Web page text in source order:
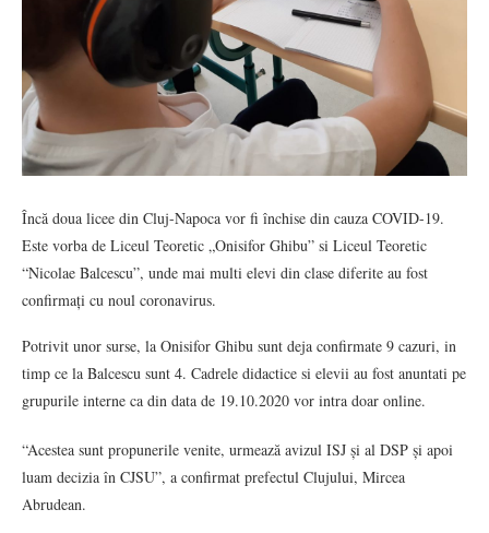
Încă doua licee din Cluj-Napoca vor fi închise din cauza COVID-19.
Este vorba de Liceul Teoretic „Onisifor Ghibu” si Liceul Teoretic
“Nicolae Balcescu”, unde mai multi elevi din clase diferite au fost
confirmați cu noul coronavirus.
Potrivit unor surse, la Onisifor Ghibu sunt deja confirmate 9 cazuri, in
timp ce la Balcescu sunt 4. Cadrele didactice si elevii au fost anuntati pe
grupurile interne ca din data de 19.10.2020 vor intra doar online.
“Acestea sunt propunerile venite, urmează avizul ISJ și al DSP și apoi
luam decizia în CJSU”, a confirmat prefectul Clujului, Mircea
Abrudean.